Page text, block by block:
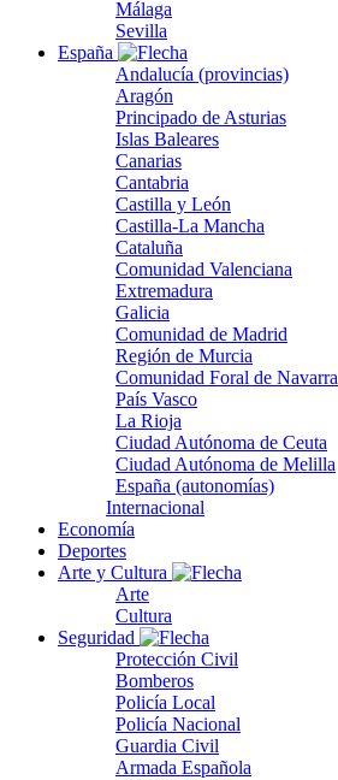
Málaga
Sevilla
España
Andalucía (provincias)
Aragón
Principado de Asturias
Islas Baleares
Canarias
Cantabria
Castilla y León
Castilla-La Mancha
Cataluña
Comunidad Valenciana
Extremadura
Galicia
Comunidad de Madrid
Región de Murcia
Comunidad Foral de Navarra
País Vasco
La Rioja
Ciudad Autónoma de Ceuta
Ciudad Autónoma de Melilla
España (autonomías)
Internacional
Economía
Deportes
Arte y Cultura
Arte
Cultura
Seguridad
Protección Civil
Bomberos
Policía Local
Policía Nacional
Guardia Civil
Armada Española